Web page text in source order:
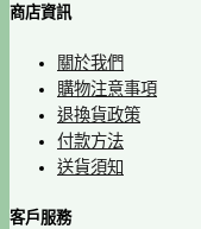
商店資訊
關於我們
購物注意事項
退換貨政策
付款方法
送貨須知
客戶服務